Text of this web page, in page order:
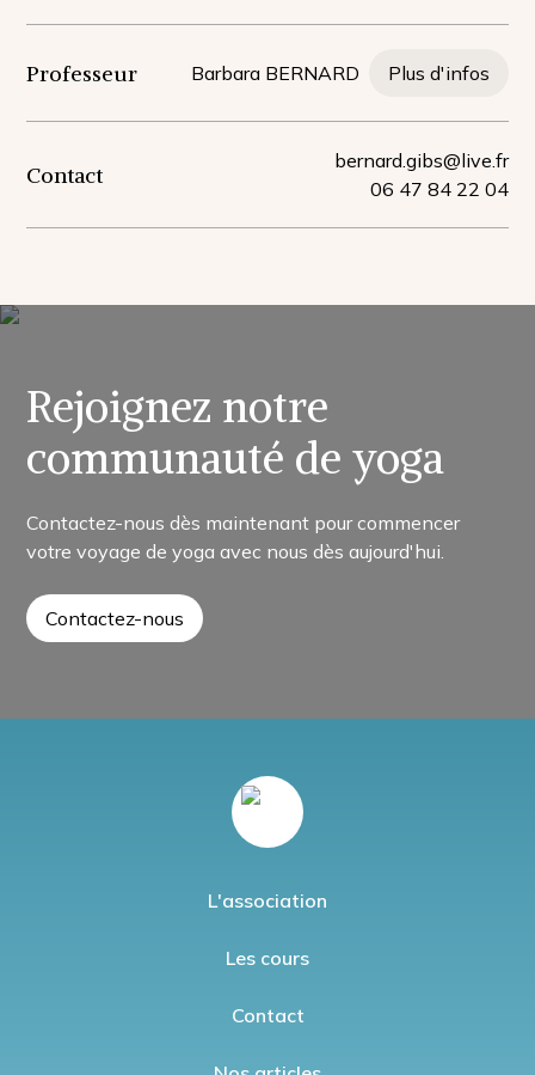
Professeur Barbara BERNARD Plus d'infos
Contact
bernard.gibs@live.fr
06 47 84 22 04
Rejoignez notre
communauté de yoga
Contactez-nous dès maintenant pour commencer
votre voyage de yoga avec nous dès aujourd'hui.
Contactez-nous
L'association
Les cours
Contact